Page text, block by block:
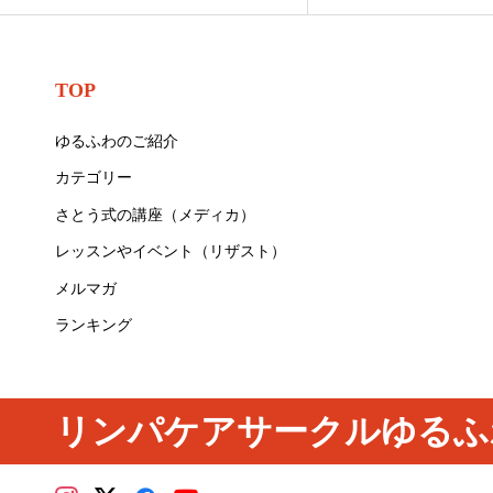
TOP
ゆるふわのご紹介
カテゴリー
さとう式の講座（メディカ）
レッスンやイベント（リザスト）
メルマガ
ランキング
リンパケアサークルゆる